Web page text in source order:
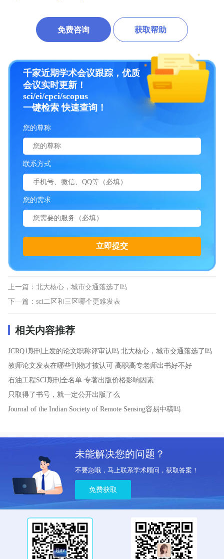
免费咨询 获取帮助
千家近期学术会议跟踪，优质
会议实时更新！
sci/ei/cpci/scopus
一键检索 快速查询！
您的尊称
联系方式
您的需求
上一篇： 北大核心，城市交通落选了吗
下一篇： sci二区和三区哪个更难发表
相关内容推荐
JCRQ1期刊上发的论文职称评审认吗 北大核心，城市交通落选了吗
教师论文发表在哪些刊物才被认可 高职高专老师出书好不好
石油工程SCI期刊全名单 专著出版价格影响因素
只取得了书号，就一定公开出版了么
Journal of the Indian Society of Remote Sensing容易中稿吗
未能解决您的问题？
不要急哦，马上联系学术顾问，获取答案！
免费获取